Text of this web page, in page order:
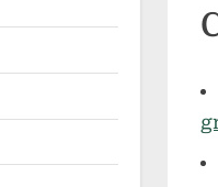
on